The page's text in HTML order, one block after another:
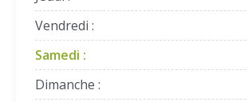
Vendredi :
Samedi :
Dimanche :